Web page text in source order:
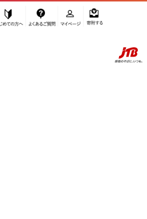
ふるぽ JTBのふるさと納税サイト